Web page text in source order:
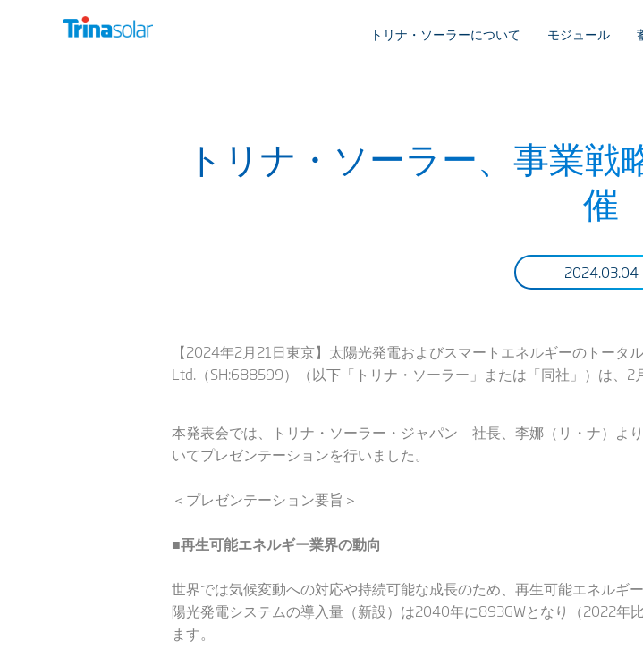
トリナ・ソーラーについて モジュール
トリナ・ソーラー、事業
催
2024.03.04
【2024年2月21日東京】太陽光発電およびスマートエネルギーのトータ
Ltd.（SH:688599）（以下「トリナ・ソーラー」または「同社」）は、2
本発表会では、トリナ・ソーラー・ジャパン 社長、李娜（リ・ナ）よ
いてプレゼンテーションを行いました。
＜プレゼンテーション要旨＞
■再生可能エネルギー業界の動向
世界では気候変動への対応や持続可能な成長のため、再生可能エネルギ
陽光発電システムの導入量（新設）は2040年に893GWとなり（2022
ます。